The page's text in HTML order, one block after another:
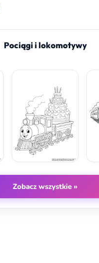
Pociągi i lokomotywy
Zobacz wszystkie »